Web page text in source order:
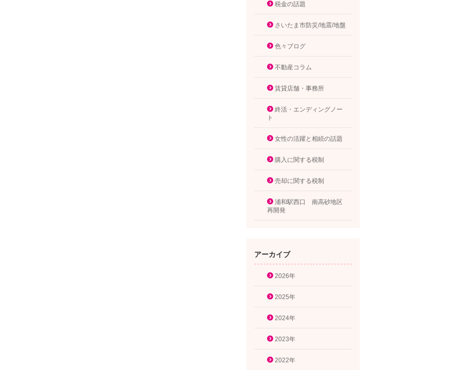
税金の話題
さいたま市防災/地震/地盤
色々ブログ
不動産コラム
賃貸店舗・事務所
終活・エンディングノー
ト
女性の活躍と相続の話題
購入に関する税制
売却に関する税制
浦和駅西口 南高砂地区
再開発
アーカイブ
2026年
2025年
2024年
2023年
2022年